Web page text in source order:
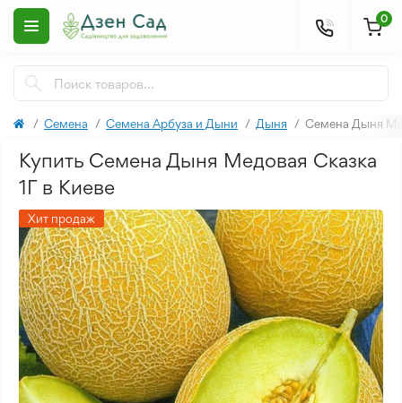
0
Семена Семена Арбуза и Дыни Дыня Семена Дыня
Купить Семена Дыня Медовая Сказка
1Г в Киеве
Хит продаж